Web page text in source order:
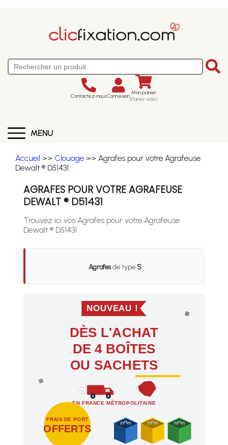
Contactez-nousConnexion Mon panier
(Panier vide)
MENU
Accueil >> Clouage >> Agrafes pour votre Agrafeuse
Dewalt ® D51431
AGRAFES POUR VOTRE AGRAFEUSE
DEWALT ® D51431
Trouvez ici vos Agrafes pour votre Agrafeuse
Dewalt ® D51431
Agrafesde type S
NOUVEAU !
DÈS L'ACHAT
DE 4 BOÎTES
OU SACHETS
EN FRANCE MÉTROPOLITAINE
FRAIS DE PORT
OFFERTS